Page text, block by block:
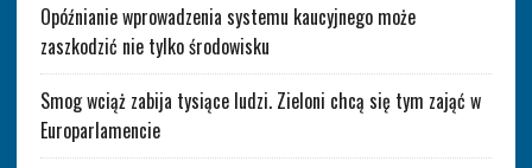
Opóźnianie wprowadzenia systemu kaucyjnego może
zaszkodzić nie tylko środowisku
Smog wciąż zabija tysiące ludzi. Zieloni chcą się tym zająć w
Europarlamencie